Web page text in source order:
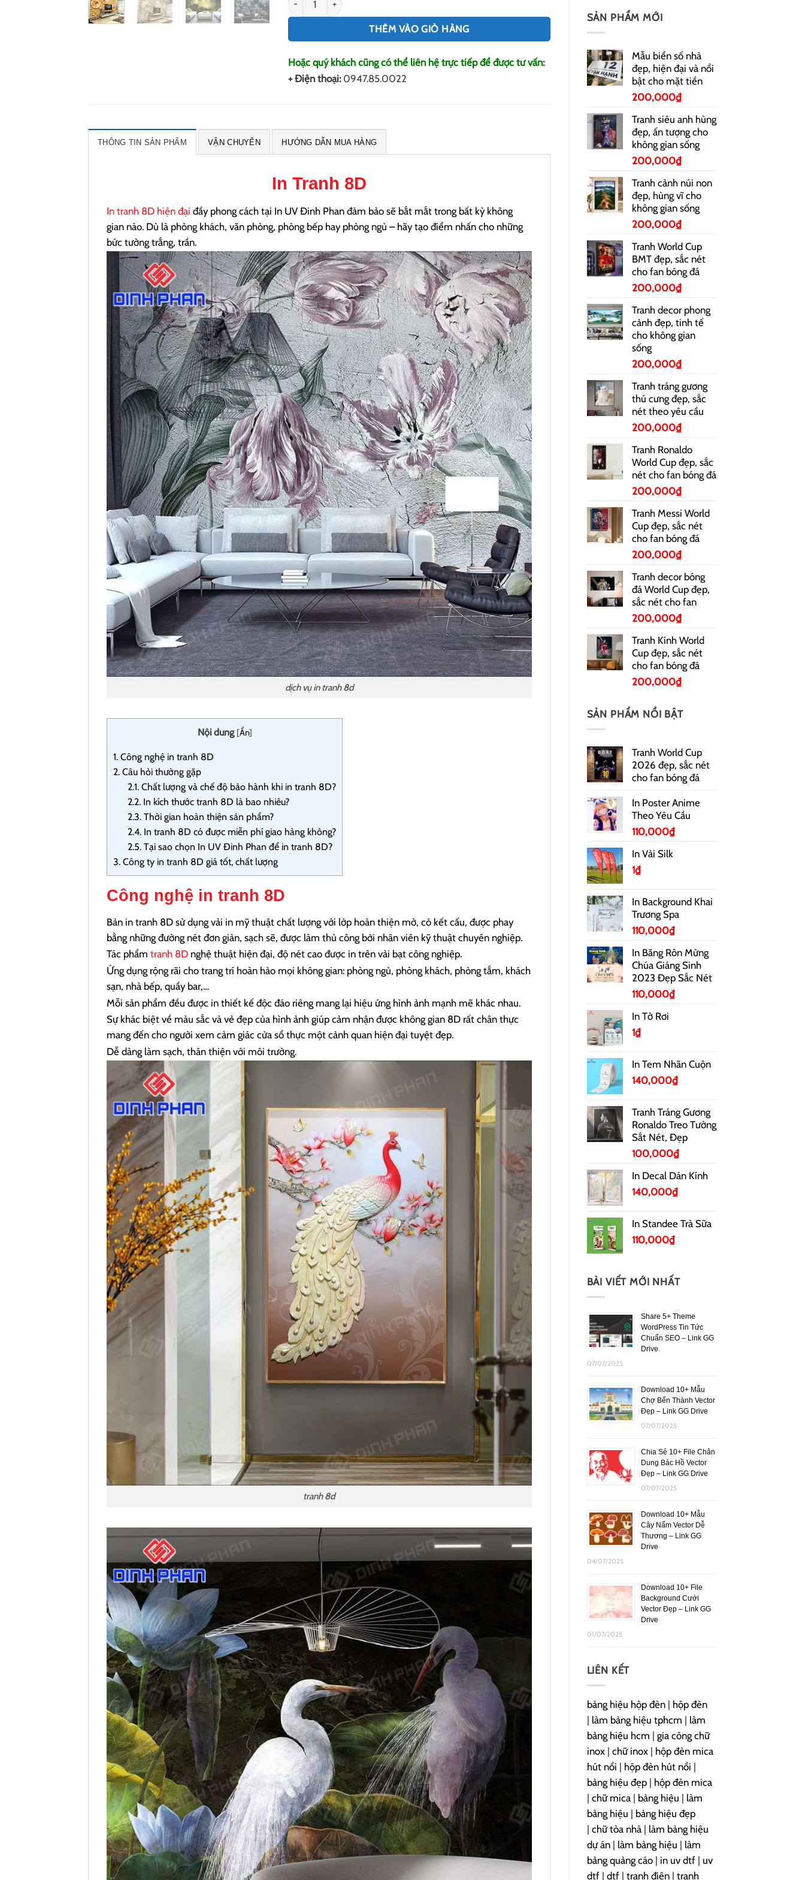
SẢN PHẨM MỚI
Mẫu biển số nhà
đẹp, hiện đại và nổi
bật cho mặt tiền
200,000₫
Tranh siêu anh hùng
đẹp, ấn tượng cho
không gian sống
200,000₫
Tranh cảnh núi non
đẹp, hùng vĩ cho
không gian sống
200,000₫
Tranh World Cup
BMT đẹp, sắc nét
cho fan bóng đá
200,000₫
Tranh decor phong
cảnh đẹp, tinh tế
cho không gian
sống
200,000₫
Tranh tráng gương
thú cưng đẹp, sắc
nét theo yêu cầu
200,000₫
Tranh Ronaldo
World Cup đẹp, sắc
nét cho fan bóng đá
200,000₫
Tranh Messi World
Cup đẹp, sắc nét
cho fan bóng đá
200,000₫
Tranh decor bóng
đá World Cup đẹp,
sắc nét cho fan
200,000₫
Tranh Kính World
Cup đẹp, sắc nét
cho fan bóng đá
200,000₫
SẢN PHẨM NỔI BẬT
Tranh World Cup
2026 đẹp, sắc nét
cho fan bóng đá
In Poster Anime
Theo Yêu Cầu
110,000₫
In Vải Silk
1₫
In Background Khai
Trương Spa
110,000₫
In Băng Rôn Mừng
Chúa Giáng Sinh
2023 Đẹp Sắc Nét
110,000₫
In Tờ Rơi
1₫
In Tem Nhãn Cuộn
140,000₫
Tranh Tráng Gương
Ronaldo Treo Tường
Sắt Nét, Đẹp
100,000₫
In Decal Dán Kính
140,000₫
In Standee Trà Sữa
110,000₫
BÀI VIẾT MỚI NHẤT
Share 5+ Theme
WordPress Tin Tức
Chuẩn SEO – Link GG
Drive
07/07/2025
Download 10+ Mẫu
Chợ Bến Thành Vector
Đẹp – Link GG Drive
07/07/2025
Chia Sẻ 10+ File Chân
Dung Bác Hồ Vector
Đẹp – Link GG Drive
07/07/2025
Download 10+ Mẫu
Cây Nấm Vector Dễ
Thương – Link GG
Drive
04/07/2025
Download 10+ File
Background Cưới
Vector Đẹp – Link GG
Drive
01/07/2025
LIÊN KẾT
bảng hiệu hộp đèn| hộp đèn
| làm bảng hiệu tphcm | làm
bảng hiệu hcm | gia công chữ
inox| chữ inox| hộp đèn mica
hút nổi | hộp đèn hút nổi |
bảng hiệu đẹp| hộp đèn mica
| chữ mica| bảng hiệu | làm
bảng hiệu | bảng hiệu đẹp
| chữ tòa nhà| làm bảng hiệu
dự án| làm bảng hiệu | làm
bảng quảng cáo| in uv dtf| uv
dtf| dtf| tranh điện| tranh
THÊM VÀO GIỎ HÀNG
Hoặc quý khách cũng có thể liên hệ trực tiếp để được tư vấn:
+ Điện thoại: 0947.85.0022
THÔNG TIN SẢN PHẨM VẬN CHUYỂN HƯỚNG DẪN MUA HÀNG
In Tranh 8D
In tranh 8D hiện đại đầy phong cách tại In UV Đinh Phan đảm bảo sẽ bắt mắt trong bất kỳ không
gian nào. Dù là phòng khách, văn phòng, phòng bếp hay phòng ngủ – hãy tạo điểm nhấn cho những
bức tường trắng, trần.
dịch vụ in tranh 8d
Nội dung [Ẩn]
1. Công nghệ in tranh 8D
2. Câu hỏi thường gặp
2.1.Chất lượng và chế độ bảo hành khi in tranh 8D?
2.2.In kích thước tranh 8D là bao nhiêu?
2.3.Thời gian hoàn thiện sản phẩm?
2.4.In tranh 8D có được miễn phí giao hàng không?
2.5.Tại sao chọn In UV Đinh Phan để in tranh 8D?
3. Công ty in tranh 8D giá tốt, chất lượng
Công nghệ in tranh 8D
Bản in tranh 8D sử dụng vải in mỹ thuật chất lượng với lớp hoàn thiện mờ, có kết cấu, được phay
bằng những đường nét đơn giản, sạch sẽ, được làm thủ công bởi nhân viên kỹ thuật chuyên nghiệp.
Tác phẩm tranh 8D nghệ thuật hiện đại, độ nét cao được in trên vải bạt công nghiệp.
Ứng dụng rộng rãi cho trang trí hoàn hảo mọi không gian: phòng ngủ, phòng khách, phòng tắm, khách
sạn, nhà bếp, quầy bar,…
Mỗi sản phẩm đều được in thiết kế độc đáo riêng mang lại hiệu ứng hình ảnh mạnh mẽ khác nhau.
Sự khác biệt về màu sắc và vẻ đẹp của hình ảnh giúp cảm nhận được không gian 8D rất chân thực
mang đến cho người xem cảm giác cửa sổ thực một cảnh quan hiện đại tuyệt đẹp.
Dễ dàng làm sạch, thân thiện với môi trường.
tranh 8d